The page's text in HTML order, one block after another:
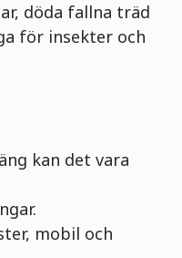
döda fallna träd
för insekter och
kan det vara
mobil och